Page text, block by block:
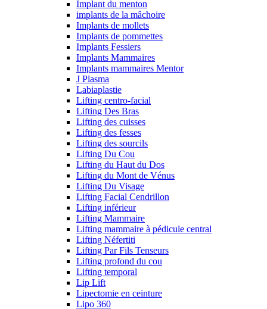
Implant du menton
implants de la mâchoire
Implants de mollets
Implants de pommettes
Implants Fessiers
Implants Mammaires
Implants mammaires Mentor
J Plasma
Labiaplastie
Lifting centro-facial
Lifting Des Bras
Lifting des cuisses
Lifting des fesses
Lifting des sourcils
Lifting Du Cou
Lifting du Haut du Dos
Lifting du Mont de Vénus
Lifting Du Visage
Lifting Facial Cendrillon
Lifting inférieur
Lifting Mammaire
Lifting mammaire à pédicule central
Lifting Néfertiti
Lifting Par Fils Tenseurs
Lifting profond du cou
Lifting temporal
Lip Lift
Lipectomie en ceinture
Lipo 360